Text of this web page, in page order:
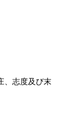
、志度及び末